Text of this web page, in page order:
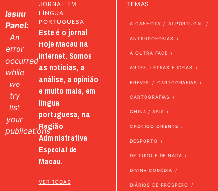
Issuu
Panel:
An
error
occurred
while
we
try
list
your
publications
JORNAL EM
LÍNGUA
PORTUGUESA
Este é o jornal
Hoje Macau na
internet. Somos
as notícias, a
análise, a opinião
e muito mais, em
língua
portuguesa, na
Região
Administrativa
Especial de
Macau.
VER TODAS
TEMAS
A CANHOTA AI PORTUGAL
ANTROPOFOBIAS
A OUTRA FACE
ARTES, LETRAS E IDEIAS
BREVES CARTOGRAFIAS
CARTOGRAFIAS
CHINA / ÁSIA
CRÓNICO ORIENTE
DESPORTO
DE TUDO E DE NADA
DIVINA COMÉDIA
DIÁRIOS DE PRÓSPERO